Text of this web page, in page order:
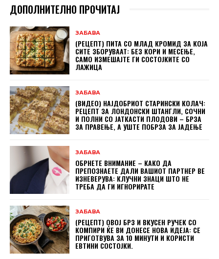
ДОПОЛНИТЕЛНО ПРОЧИТАЈ
ЗАБАВА
(РЕЦЕПТ) ПИТА СО МЛАД КРОМИД ЗА КОЈА
СИТЕ ЗБОРУВААТ: БЕЗ КОРИ И МЕСЕЊЕ,
САМО ИЗМЕШАЈТЕ ГИ СОСТОЈКИТЕ СО
ЛАЖИЦА
ЗАБАВА
(ВИДЕО) НАЈДОБРИОТ СТАРИНСКИ КОЛАЧ:
РЕЦЕПТ ЗА ЛОНДОНСКИ ШТАНГЛИ, СОЧНИ
И ПОЛНИ СО ЈАТКАСТИ ПЛОДОВИ – БРЗА
ЗА ПРАВЕЊЕ, А УШТЕ ПОБРЗА ЗА ЈАДЕЊЕ
ЗАБАВА
ОБРНЕТЕ ВНИМАНИЕ – КАКО ДА
ПРЕПОЗНАЕТЕ ДАЛИ ВАШИОТ ПАРТНЕР ВЕ
ИЗНЕВЕРУВА: КЛУЧНИ ЗНАЦИ ШТО НЕ
ТРЕБА ДА ГИ ИГНОРИРАТЕ
ЗАБАВА
(РЕЦЕПТ) ОВОЈ БРЗ И ВКУСЕН РУЧЕК СО
КОМПИРИ ЌЕ ВИ ДОНЕСЕ НОВА ИДЕЈА: СЕ
ПРИГОТВУВА ЗА 10 МИНУТИ И КОРИСТИ
ЕВТИНИ СОСТОЈКИ.